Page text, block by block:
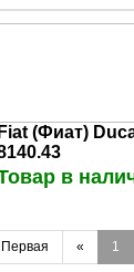
Fiat (Фиат)
в
Первая « 1